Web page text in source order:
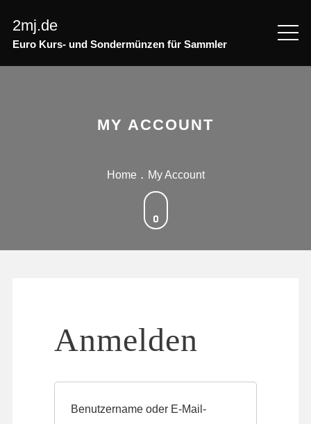
content
2mj.de
Euro Kurs- und Sondermünzen für Sammler
MY ACCOUNT
Home My Account
Anmelden
Benutzername oder E-Mail-